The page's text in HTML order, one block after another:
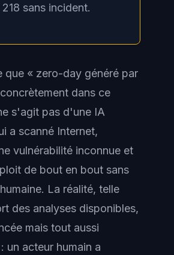
sans incident.
que « zero-day généré par
dans ce
s'agit pas d'une IA
a scanné Internet,
vulnérabilité inconnue et
de bout en bout sans
La réalité, telle
des analyses disponibles,
mais tout aussi
un acteur humain a